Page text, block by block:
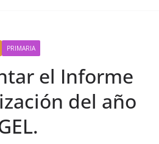
PRIMARIA
el Informe
del año